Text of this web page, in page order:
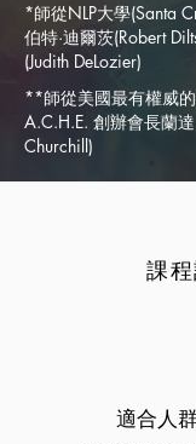
*師從NLP大學(Santa
伯特·迪爾茨(Robert
(Judith DeLozier)
**師從美國最有權威
A.C.H.E. 創辦會長蘭
Churchill)
課
適合人